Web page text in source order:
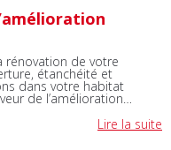
rénovation de votre
étanchéité et
dans votre habitat
de l’amélioration…
Lire la suite